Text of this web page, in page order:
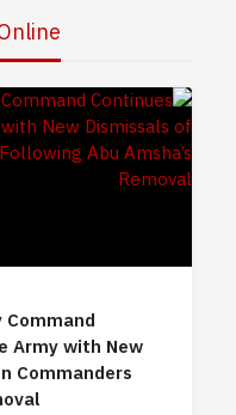
Army with New
Commanders